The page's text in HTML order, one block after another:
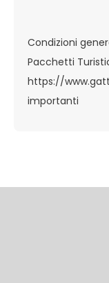
Condizioni
Pacchetti
https://
importanti